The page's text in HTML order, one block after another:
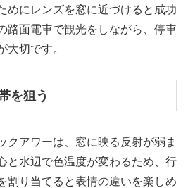
めにレンズを窓に近づけると成功
路面電車で観光をしながら、停車
大切です。
を狙う
クアワーは、窓に映る反射が弱ま
と水辺で色温度が変わるため、行
割り当てると表情の違いを楽しめ